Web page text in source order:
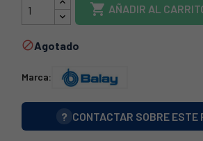
 AÑADIR AL
Agotado
Marca:
? CONTACTAR SOBRE ESTE